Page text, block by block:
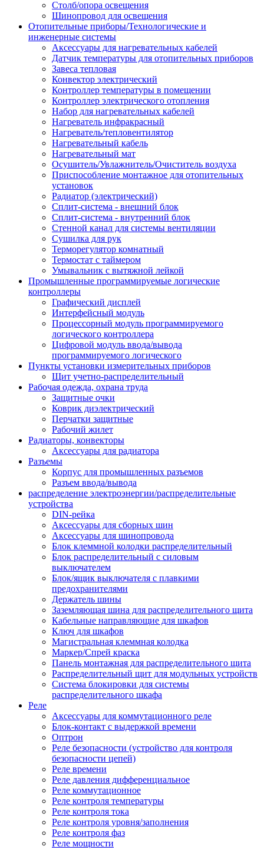
Столб/опора освещения
Шинопровод для освещения
Отопительные приборы/Технологические и
инженерные системы
Аксессуары для нагревательных кабелей
Датчик температуры для отопительных приборов
Завеса тепловая
Конвектор электрический
Контроллер температуры в помещении
Контроллер электрического отопления
Набор для нагревательных кабелей
Нагреватель инфракрасный
Нагреватель/тепловентилятор
Нагревательный кабель
Нагревательный мат
Осушитель/Увлажнитель/Очиститель воздуха
Приспособление монтажное для отопительных
установок
Радиатор (электрический)
Сплит-система - внешний блок
Сплит-система - внутренний блок
Стенной канал для системы вентиляции
Сушилка для рук
Терморегулятор комнатный
Термостат с таймером
Умывальник с вытяжной лейкой
Промышленные программируемые логические
контроллеры
Графический дисплей
Интерфейсный модуль
Процессорный модуль программируемого
логического контроллера
Цифровой модуль ввода/вывода
программируемого логического
Пункты установки измерительных приборов
Щит учетно-распределительный
Рабочая одежда, охрана труда
Защитные очки
Коврик диэлектрический
Перчатки защитные
Рабочий жилет
Радиаторы, конвекторы
Аксессуары для радиатора
Разъемы
Корпус для промышленных разъемов
Разъем ввода/вывода
распределение электроэнергии/распределительные
устройства
DIN-рейка
Аксессуары для сборных шин
Аксессуары для шинопровода
Блок клеммной колодки распределительный
Блок распределительный с силовым
выключателем
Блок/ящик выключателя с плавкими
предохранителями
Держатель шины
Заземляющая шина для распределительного щита
Кабельные направляющие для шкафов
Ключ для шкафов
Магистральная клеммная колодка
Маркер/Спрей краска
Панель монтажная для распределительного щита
Распределительный щит для модульных устройств
Система блокировки для системы
распределительного шкафа
Реле
Аксессуары для коммутационного реле
Блок-контакт с выдержкой времени
Оптрон
Реле безопасности (устройство для контроля
безопасности цепей)
Реле времени
Реле давления дифференциальное
Реле коммутационное
Реле контроля температуры
Реле контроля тока
Реле контроля уровня/заполнения
Реле контроля фаз
Реле мощности